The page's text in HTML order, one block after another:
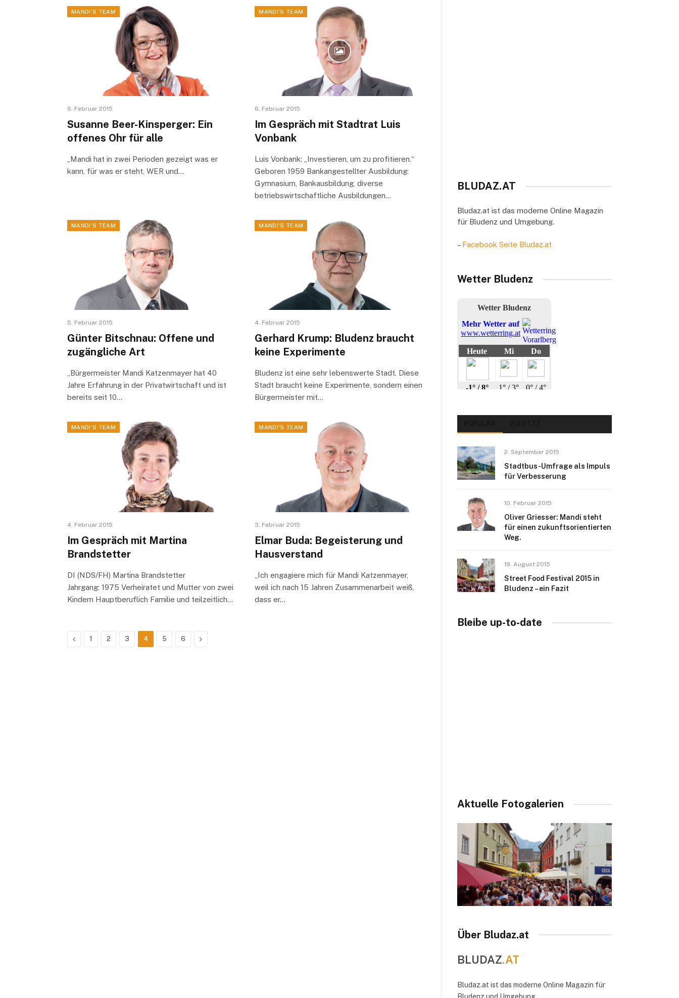
MANDI'S TEAM
6. Februar 2015
Susanne Beer-Kinsperger: Ein
offenes Ohr für alle
„Mandi hat in zwei Perioden gezeigt was er
kann, für was er steht, WER und…
MANDI'S TEAM
6. Februar 2015
Im Gespräch mit Stadtrat Luis
Vonbank
Luis Vonbank: „Investieren, um zu profitieren.“
Geboren 1959 Bankangestellter Ausbildung:
Gymnasium, Bankausbildung, diverse
betriebswirtschaftliche Ausbildungen…
MANDI'S TEAM
5. Februar 2015
Günter Bitschnau: Offene und
zugängliche Art
„Bürgermeister Mandi Katzenmayer hat 40
Jahre Erfahrung in der Privatwirtschaft und ist
bereits seit 10…
MANDI'S TEAM
4. Februar 2015
Gerhard Krump: Bludenz braucht
keine Experimente
Bludenz ist eine sehr lebenswerte Stadt. Diese
Stadt braucht keine Experimente, sondern einen
Bürgermeister mit…
MANDI'S TEAM
4. Februar 2015
Im Gespräch mit Martina
Brandstetter
DI (NDS/FH) Martina Brandstetter
Jahrgang: 1975 Verheiratet und Mutter von zwei
Kindern Hauptberuflich Familie und teilzeitlich…
MANDI'S TEAM
3. Februar 2015
Elmar Buda: Begeisterung und
Hausverstand
„Ich engagiere mich für Mandi Katzenmayer,
weil ich nach 15 Jahren Zusammenarbeit weiß,
dass er…
Previous
1 2 3 4 5 6 Next
BLUDAZ.AT
Bludaz.at ist das moderne Online Magazin
für Bludenz und Umgebung.
– Facebook Seite Bludaz.at
Wetter Bludenz
2. September 2015
Stadtbus-Umfrage als Impuls
für Verbesserung
10. Februar 2015
Oliver Griesser: Mandi steht
für einen zukunftsorientierten
Weg.
19. August 2015
Street Food Festival 2015 in
Bludenz – ein Fazit
Bleibe up-to-date
Aktuelle Fotogalerien
Über Bludaz.at
BLUDAZ.AT
Bludaz.at ist das moderne Online Magazin für
Bludenz und Umgebung.